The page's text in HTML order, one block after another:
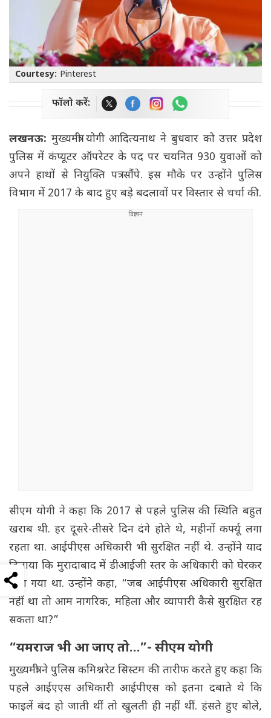
Courtesy: Pinterest
फॉलो करें:
लखनऊ: मुख्यमंत्री योगी आदित्यनाथ ने बुधवार को उत्तर प्रदेश
पुलिस में कंप्यूटर ऑपरेटर के पद पर चयनित 930 युवाओं को
अपने हाथों से नियुक्ति पत्र सौंपे. इस मौके पर उन्होंने पुलिस
विभाग में 2017 के बाद हुए बड़े बदलावों पर विस्तार से चर्चा की.
सीएम योगी ने कहा कि 2017 से पहले पुलिस की स्थिति बहुत
खराब थी. हर दूसरे-तीसरे दिन दंगे होते थे, महीनों कर्फ्यू लगा
रहता था. आईपीएस अधिकारी भी सुरक्षित नहीं थे. उन्होंने याद
दिलाया कि मुरादाबाद में डीआईजी स्तर के अधिकारी को घेरकर
मारा गया था. उन्होंने कहा, “जब आईपीएस अधिकारी सुरक्षित
नहीं था तो आम नागरिक, महिला और व्यापारी कैसे सुरक्षित रह
सकता था?”
“यमराज भी आ जाए तो…”- सीएम योगी
मुख्यमंत्री ने पुलिस कमिश्नरेट सिस्टम की तारीफ करते हुए कहा कि
पहले आईएएस अधिकारी आईपीएस को इतना दबाते थे कि
फाइलें बंद हो जाती थीं तो खुलती ही नहीं थीं. हंसते हुए बोले,